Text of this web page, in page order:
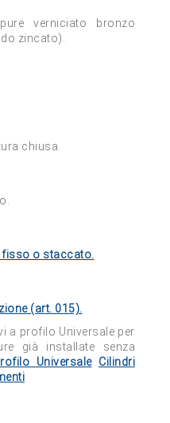
verniciato bronzo
zincato).
chiusa.
o staccato.
(art. 015).
a profilo Universale per
già installate senza
Universale Cilindri